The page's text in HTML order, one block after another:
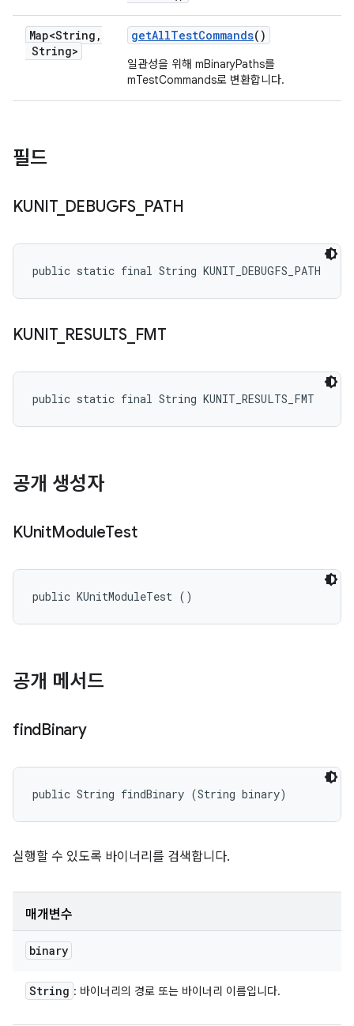
Map<String ,
String>
getAllTestCommands()
일관성을 위해 mBinaryPaths를
mTestCommands로 변환합니다.
필드
KUNIT_ DEBUGFS_ PATH
public static final String KUNIT_DEBUGFS_PATH
KUNIT_ RESULTS_ FMT
public static final String KUNIT_RESULTS_FMT
공개 생성자
KUnitModuleTest
public KUnitModuleTest ()
공개 메서드
findBinary
public String findBinary (String binary)
실행할 수 있도록 바이너리를 검색합니다.
매개변수
binary
String : 바이너리의 경로 또는 바이너리 이름입니다.